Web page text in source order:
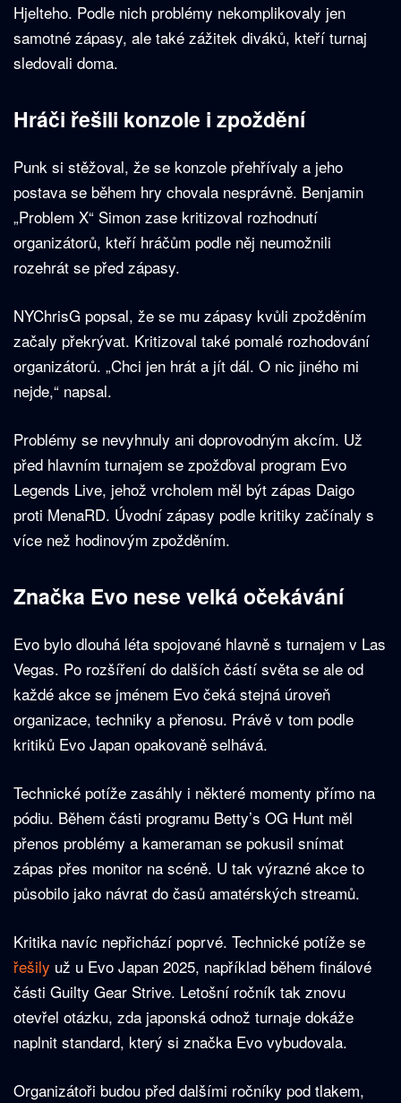
Hjelteho. Podle nich problémy nekomplikovaly jen
samotné zápasy, ale také zážitek diváků, kteří turnaj
sledovali doma.
Hráči řešili konzole i zpoždění
Punk si stěžoval, že se konzole přehřívaly a jeho
postava se během hry chovala nesprávně. Benjamin
„Problem X“ Simon zase kritizoval rozhodnutí
organizátorů, kteří hráčům podle něj neumožnili
rozehrát se před zápasy.
NYChrisG popsal, že se mu zápasy kvůli zpožděním
začaly překrývat. Kritizoval také pomalé rozhodování
organizátorů. „Chci jen hrát a jít dál. O nic jiného mi
nejde,“ napsal.
Problémy se nevyhnuly ani doprovodným akcím. Už
před hlavním turnajem se zpožďoval program Evo
Legends Live, jehož vrcholem měl být zápas Daigo
proti MenaRD. Úvodní zápasy podle kritiky začínaly s
více než hodinovým zpožděním.
Značka Evo nese velká očekávání
Evo bylo dlouhá léta spojované hlavně s turnajem v Las
Vegas. Po rozšíření do dalších částí světa se ale od
každé akce se jménem Evo čeká stejná úroveň
organizace, techniky a přenosu. Právě v tom podle
kritiků Evo Japan opakovaně selhává.
Technické potíže zasáhly i některé momenty přímo na
pódiu. Během části programu Betty’s OG Hunt měl
přenos problémy a kameraman se pokusil snímat
zápas přes monitor na scéně. U tak výrazné akce to
působilo jako návrat do časů amatérských streamů.
Kritika navíc nepřichází poprvé. Technické potíže se
řešily už u Evo Japan 2025, například během finálové
části Guilty Gear Strive. Letošní ročník tak znovu
otevřel otázku, zda japonská odnož turnaje dokáže
naplnit standard, který si značka Evo vybudovala.
Organizátoři budou před dalšími ročníky pod tlakem,